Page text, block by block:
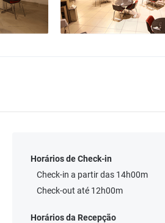
Horários de Check-in
Check-in a partir das 14h00m
Check-out até 12h00m
Horários da Recepção